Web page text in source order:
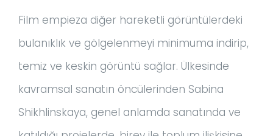
Film empieza diğer hareketli görüntülerdeki
bulanıklık ve gölgelenmeyi minimuma indirip,
temiz ve keskin görüntü sağlar. Ülkesinde
kavramsal sanatın öncülerinden Sabina
Shikhlinskaya, genel anlamda sanatında ve